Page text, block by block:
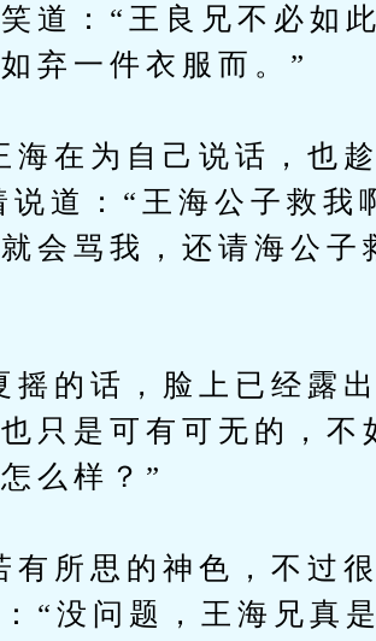
道：“王良兄不必如
弃一件衣服而。”
在为自己说话，也
道：“王海公子救我
会骂我，还请海公子
的话，脸上已经露出
只是可有可无的，不
么样？”
所思的神色，不过
“没问题，王海兄真